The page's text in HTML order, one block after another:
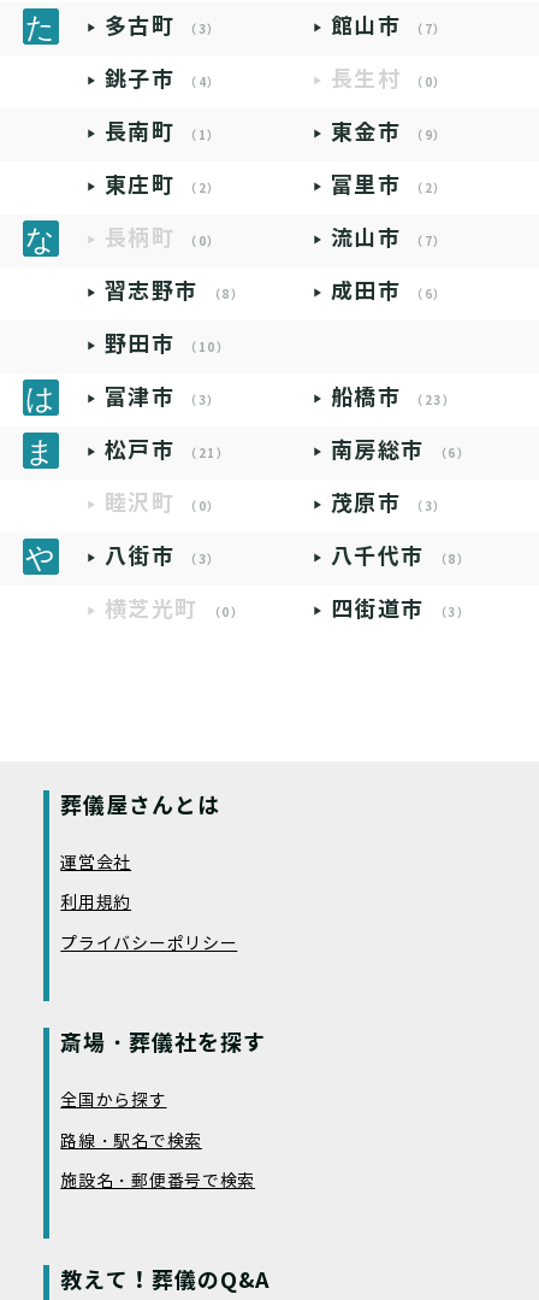
多古町 （3） 館山市 （7）
銚子市 （4） 長生村 （0）
長南町 （1） 東金市 （9）
東庄町 （2） 富里市 （2）
長柄町 （0） 流山市 （7）
習志野市 （8） 成田市 （6）
野田市 （10）
富津市 （3） 船橋市 （23）
松戸市 （21） 南房総市 （6）
睦沢町 （0） 茂原市 （3）
八街市 （3） 八千代市 （8）
横芝光町 （0） 四街道市 （3）
葬儀屋さんとは
運営会社
利用規約
プライバシーポリシー
斎場・葬儀社を探す
全国から探す
路線・駅名で検索
施設名・郵便番号で検索
教えて！葬儀のQ&A